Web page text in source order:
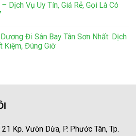
Dịch Vụ Uy Tín, Giá Rẻ, Gọi Là Có
Đi Sân Bay Tân Sơn Nhất: Dịch
Kiệm, Đúng Giờ
Kp. Vườn Dừa, P. Phước Tân, Tp.